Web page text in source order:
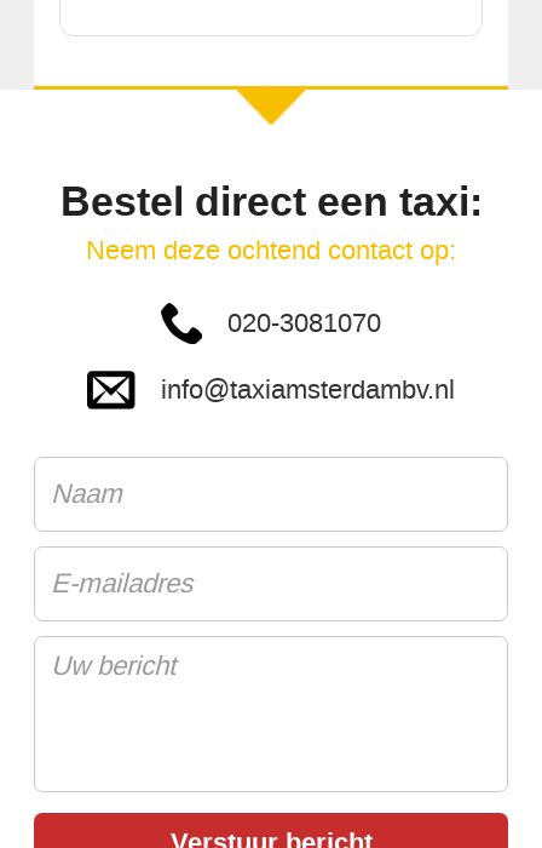
Bestel direct een taxi:
Neem deze ochtend contact op:
020-3081070
info@taxiamsterdambv.nl